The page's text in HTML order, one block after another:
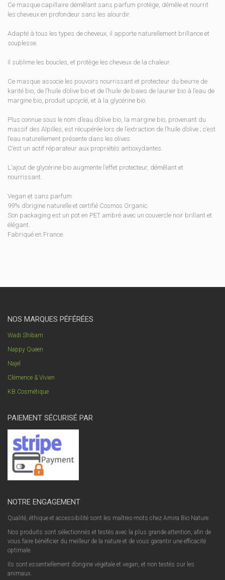
Ce masque capillaire démêlant sans parfum protège, démêle et nourrit
les cheveux en profondeur sans les alourdir.
Adapté à tous les types de cheveux, il apporte naturellement brillance et
souplesse.
Il sublime les boucles, et protège les cheveux de la chaleur.
Ce masque associe les pouvoirs nourrissant et protecteur du beurre de
karité bio, de l’huile d’olive bio et de l’huile de baies de laurier bio à l’eau de
margine bio, produit upcyclé, et à la glycérine bio.
Plus connue sous le nom d’eau d’olive bio, la margine bio, provenant du
massif des Alpilles, est récupérée lors de l’extraction de l’huile d’olive ; c’est
l’eau naturellement présente dans les olives.
C’est un actif réparateur aux propriétés antioxydantes.
L’ajout de glycérine bio augmente l’effet protecteur, démêlant et
nourrissant.
Vegan et sans parfum.
99% d’origine naturelle et certifié Cosmos Organic.
Son packaging est un pot en PET ambré avec un couvercle noir brillant et
élégant.
Fabriqué en France.
NOS MARQUES PÉFÉRÉES
Wadi Shibam
Nappy Queen
Najel
Clémence & Vivien
KB Cosmétique
PAIEMENT SÉCURISÉ PAR
NOTRE ENGAGEMENT
Qualité, éthique et accessibilité sont les maîtres-mots chez Amira Bio Nature.
Nos produits sont sélectionnés et testés avec la plus grande attention, afin de
vous faire bénéficier du meilleur de la nature et de vous garantir une efficacité
optimale.
Ils sont essentiellement d’origine végétale et vegan, et non testés sur les
animaux.